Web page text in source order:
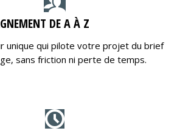
DE A À Z
unique qui pilote votre projet du brief
sans friction ni perte de temps.